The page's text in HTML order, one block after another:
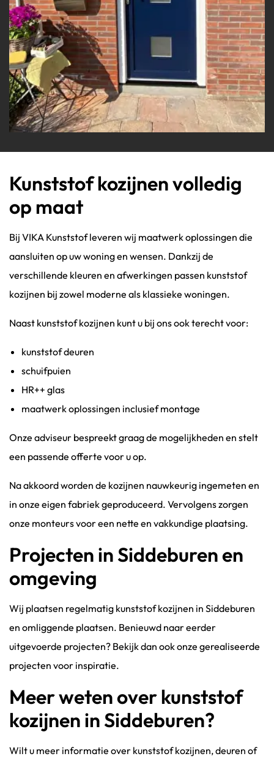
Kunststof kozijnen volledig
op maat
Bij VIKA Kunststof leveren wij maatwerk oplossingen die
aansluiten op uw woning en wensen. Dankzij de
verschillende kleuren en afwerkingen passen kunststof
kozijnen bij zowel moderne als klassieke woningen.
Naast kunststof kozijnen kunt u bij ons ook terecht voor:
kunststof deuren
schuifpuien
HR++ glas
maatwerk oplossingen inclusief montage
Onze adviseur bespreekt graag de mogelijkheden en stelt
een passende offerte voor u op.
Na akkoord worden de kozijnen nauwkeurig ingemeten en
in onze eigen fabriek geproduceerd. Vervolgens zorgen
onze monteurs voor een nette en vakkundige plaatsing.
Projecten in Siddeburen en
omgeving
Wij plaatsen regelmatig kunststof kozijnen in Siddeburen
en omliggende plaatsen. Benieuwd naar eerder
uitgevoerde projecten? Bekijk dan ook onze gerealiseerde
projecten voor inspiratie.
Meer weten over kunststof
kozijnen in Siddeburen?
Wilt u meer informatie over kunststof kozijnen, deuren of